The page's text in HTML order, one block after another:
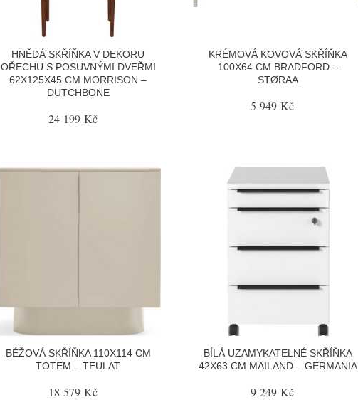
HNĚDÁ SKŘÍŇKA V DEKORU
OŘECHU S POSUVNÝMI DVEŘMI
62X125X45 CM MORRISON –
DUTCHBONE
24 199 Kč
KRÉMOVÁ KOVOVÁ SKŘÍŇKA
100X64 CM BRADFORD –
STØRAA
5 949 Kč
BÉŽOVÁ SKŘÍŇKA 110X114 CM
TOTEM – TEULAT
18 579 Kč
BÍLÁ UZAMYKATELNÉ SKŘÍŇKA
42X63 CM MAILAND – GERMANIA
9 249 Kč